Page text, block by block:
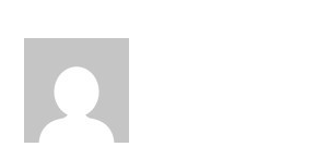
pp